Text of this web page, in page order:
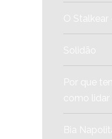
O Stalkear
Por que
como lidar
Bia